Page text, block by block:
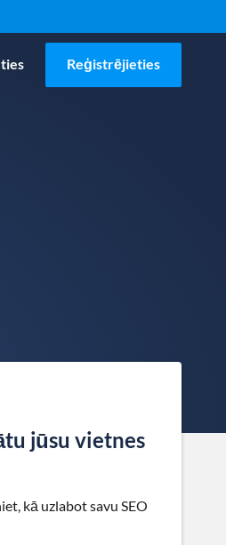
Reģistrējieties
jūsu vietnes
kā uzlabot savu SEO